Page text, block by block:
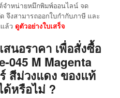
จำหน่ายหมึกพิมพ์ออนไลน์ จด
จึงสามารถออกใบกำกับภาษี และ
ล้ว ดูตัวอย่างใบเสร็จ
นอราคา เพื่อสั่งซื้อ
045 M Magenta
สีม่วงแดง ของแท้
ด้หรือไม่ ?